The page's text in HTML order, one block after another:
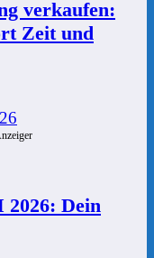
verkaufen:
Zeit und
2026: Dein